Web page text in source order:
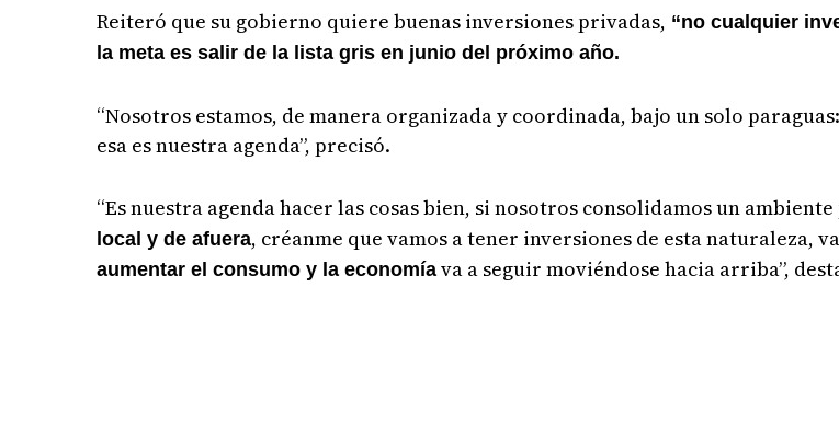
Reiteró que su gobierno quiere buenas inversiones privadas, “no cualquier
la meta es salir de la lista gris en junio del próximo año.
“Nosotros estamos, de manera organizada y coordinada, bajo un solo
esa es nuestra agenda”, precisó.
“Es nuestra agenda hacer las cosas bien, si nosotros consolidamos un
local y de afuera, créanme que vamos a tener inversiones de esta naturaleza,
aumentar el consumo y la economía va a seguir moviéndose hacia arriba”,